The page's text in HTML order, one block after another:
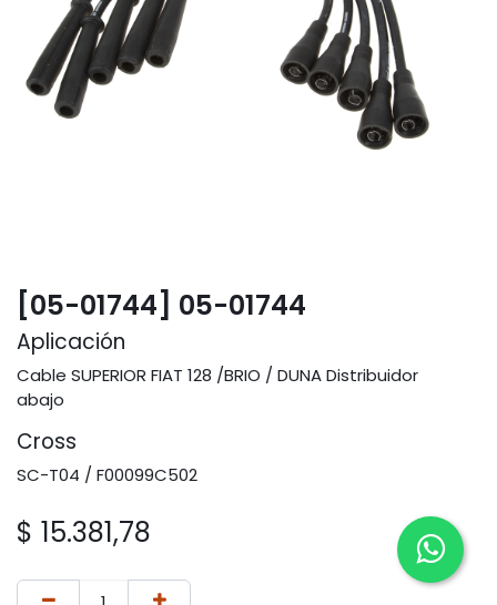
[05-01744] 05-01744
Aplicación
Cable SUPERIOR FIAT 128 /BRIO / DUNA Distribuidor
abajo
Cross
SC-T04 / F00099C502
$ 15.381,78